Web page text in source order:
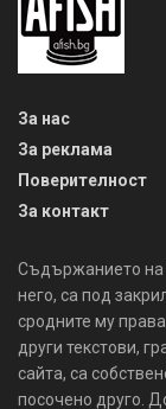
За нас
За реклама
Поверителност
За контакт
Съдържанието на
него, са под
сродните му
други текстови,
сайта, са
посочено друго.